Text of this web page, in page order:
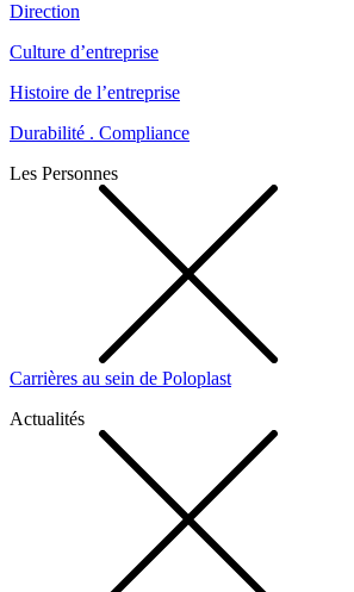
Direction
Culture d’entreprise
Histoire de l’entreprise
Durabilité . Compliance
Les Personnes
Carrières au sein de Poloplast
Actualités